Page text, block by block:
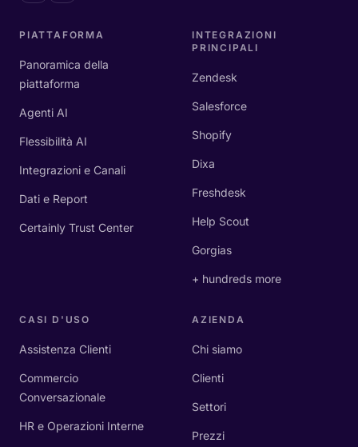
PIATTAFORMA
Panoramica della
piattaforma
Agenti AI
Flessibilità AI
Integrazioni e Canali
Dati e Report
Certainly Trust Center
INTEGRAZIONI
PRINCIPALI
Zendesk
Salesforce
Shopify
Dixa
Freshdesk
Help Scout
Gorgias
+ hundreds more
CASI D'USO
Assistenza Clienti
Commercio
Conversazionale
HR e Operazioni Interne
AZIENDA
Chi siamo
Clienti
Settori
Prezzi